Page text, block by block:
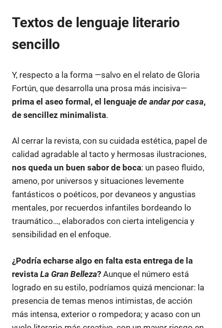
Textos de lenguaje literario
sencillo
Y, respecto a la forma —salvo en el relato de Gloria
Fortún, que desarrolla una prosa más incisiva—
prima el aseo formal, el lenguaje de andar por casa,
de sencillez minimalista.
Al cerrar la revista, con su cuidada estética, papel de
calidad agradable al tacto y hermosas ilustraciones,
nos queda un buen sabor de boca: un paseo fluido,
ameno, por universos y situaciones levemente
fantásticos o poéticos, por devaneos y angustias
mentales, por recuerdos infantiles bordeando lo
traumático…, elaborados con cierta inteligencia y
sensibilidad en el enfoque.
¿Podría echarse algo en falta esta entrega de la
revista La Gran Belleza? Aunque el número está
logrado en su estilo, podríamos quizá mencionar: la
presencia de temas menos intimistas, de acción
más intensa, exterior o rompedora; y acaso con un